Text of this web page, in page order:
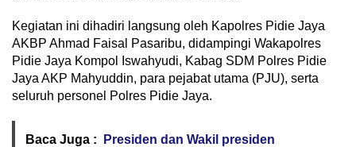
Kegiatan ini dihadiri langsung oleh Kapolres Pidie Jaya
AKBP Ahmad Faisal Pasaribu, didampingi Wakapolres
Pidie Jaya Kompol Iswahyudi, Kabag SDM Polres Pidie
Jaya AKP Mahyuddin, para pejabat utama (PJU), serta
seluruh personel Polres Pidie Jaya.
Baca Juga :
Presiden dan Wakil presiden